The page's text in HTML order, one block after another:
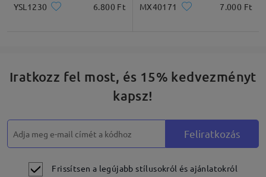
YSL1230 6.800 Ft MX40171 7.000 Ft
Iratkozz fel most, és 15% kedvezményt
kapsz!
Feliratkozás
Frissítsen a legújabb stílusokról és ajánlatokról